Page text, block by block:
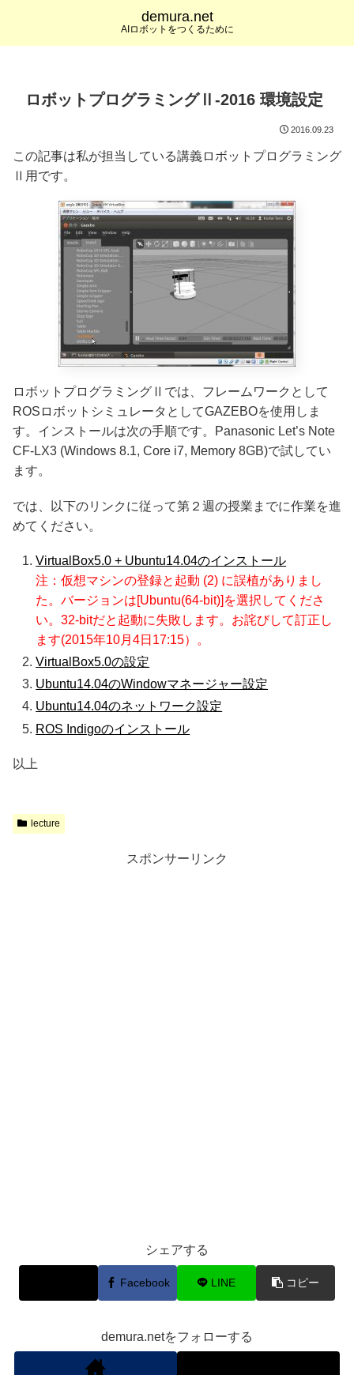
demura.net
AIロボットをつくるために
ロボットプログラミングⅡ-2016 環境設定
2016.09.23
この記事は私が担当している講義ロボットプログラミング
Ⅱ用です。
ロボットプログラミングⅡでは、フレームワークとして
ROSロボットシミュレータとしてGAZEBOを使用しま
す。インストールは次の手順です。Panasonic Let’s Note
CF-LX3 (Windows 8.1, Core i7, Memory 8GB)で試してい
ます。
では、以下のリンクに従って第２週の授業までに作業を進
めてください。
VirtualBox5.0 + Ubuntu14.04のインストール
注：仮想マシンの登録と起動 (2) に誤植がありまし
た。バージョンは[Ubuntu(64-bit)]を選択してくださ
い。32-bitだと起動に失敗します。お詫びして訂正し
ます(2015年10月4日17:15）。
VirtualBox5.0の設定
Ubuntu14.04のWindowマネージャー設定
Ubuntu14.04のネットワーク設定
ROS Indigoのインストール
以上
lecture
スポンサーリンク
シェアする
Facebook LINE コピー
demura.netをフォローする